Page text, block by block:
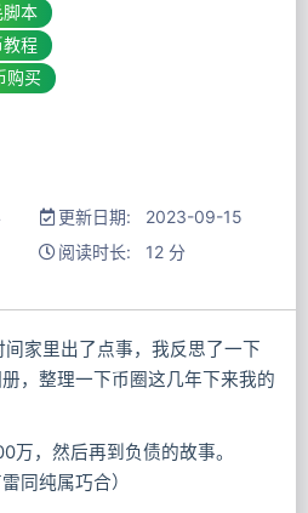
本
程
购买
更新日期: 2023-09-15
阅读时长: 12 分
家里出了点事，我反思了一下
，整理一下币圈这几年下来我的
万，然后再到负债的故事。
同纯属巧合）